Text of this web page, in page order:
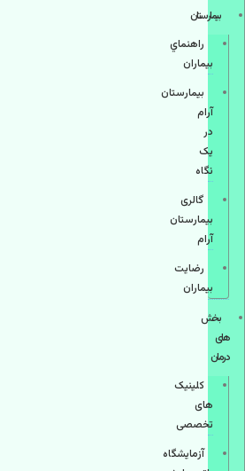
بيمارستان
راهنماي
بیماران
بیمارستان
آرام
در
یک
نگاه
گالری
بیمارستان
آرام
رضایت
بیماران
بخش
های
درمان
کلینیک
های
تخصصی
آزمایشگاه